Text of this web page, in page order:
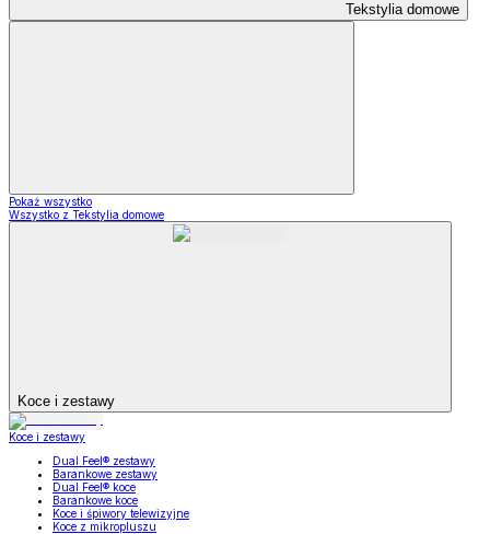
Tekstylia domowe
Pokaż wszystko
Wszystko z Tekstylia domowe
Koce i zestawy
Koce i zestawy
Dual Feel® zestawy
Barankowe zestawy
Dual Feel® koce
Barankowe koce
Koce i śpiwory telewizyjne
Koce z mikropluszu